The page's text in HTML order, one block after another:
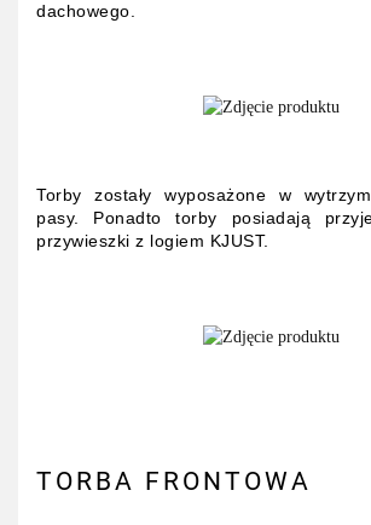
dachowego.
Torby zostały wyposażone w
pasy. Ponadto torby posiadają
przywieszki z logiem KJUST.
TORBA FRONTOWA